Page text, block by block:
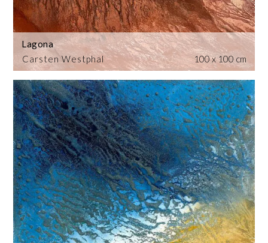
Carsten Westphal
Lagona
100 x 100 cm